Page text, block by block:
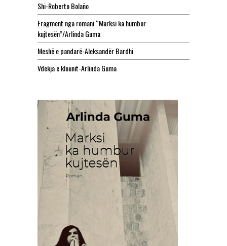
Shi-Roberto Bolaño
Fragment nga romani “Marksi ka humbur
kujtesën”/Arlinda Guma
Meshë e pandarë-Aleksandër Bardhi
Vdekja e klounit-Arlinda Guma